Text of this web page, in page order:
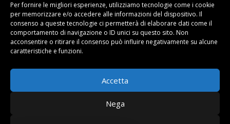
Per fornire le migliori esperienze, utilizziamo tecnologie come i cookie
per memorizzare e/o accedere alle informazioni del dispositivo. Il
consenso a queste tecnologie ci permetterà di elaborare dati come il
comportamento di navigazione o ID unici su questo sito. Non
acconsentire o ritirare il consenso può influire negativamente su alcune
caratteristiche e funzioni.
Accetta
Nega
Email:info@tdl.it
Terra di Lunigiana © di Filippi William - P.Iva 01374450458